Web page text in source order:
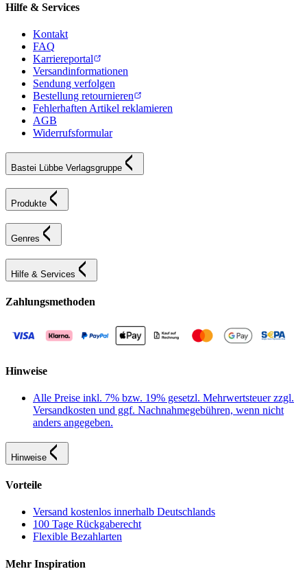
Hilfe & Services
Kontakt
FAQ
Karriereportal
Versandinformationen
Sendung verfolgen
Bestellung retournieren
Fehlerhaften Artikel reklamieren
AGB
Widerrufsformular
Bastei Lübbe Verlagsgruppe
Produkte
Genres
Hilfe & Services
Zahlungsmethoden
Hinweise
Alle Preise inkl. 7% bzw. 19% gesetzl. Mehrwertsteuer zzgl.
Versandkosten und ggf. Nachnahmegebühren, wenn nicht
anders angegeben.
Hinweise
Vorteile
Versand kostenlos innerhalb Deutschlands
100 Tage Rückgaberecht
Flexible Bezahlarten
Mehr Inspiration